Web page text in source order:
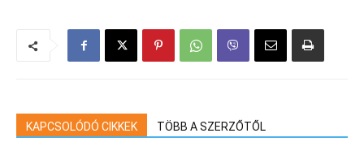
KAPCSOLÓDÓ CIKKEK TÖBB A SZERZŐTŐL